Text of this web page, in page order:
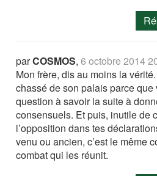
parCOSMOS,6 octobre 2014
Mon frère, dis au moins la
chassé de son palais parce
question à savoir la suite à
consensuels. Et puis, inutile de
l’opposition dans tes
venu ou ancien, c’est le même
combat qui les réunit.